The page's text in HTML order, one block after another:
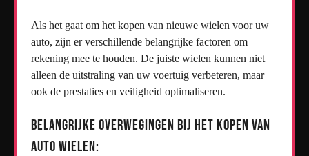
Als het gaat om het kopen van nieuwe wielen voor uw
auto, zijn er verschillende belangrijke factoren om
rekening mee te houden. De juiste wielen kunnen niet
alleen de uitstraling van uw voertuig verbeteren, maar
ook de prestaties en veiligheid optimaliseren.
Belangrijke overwegingen bij het kopen van
auto wielen: